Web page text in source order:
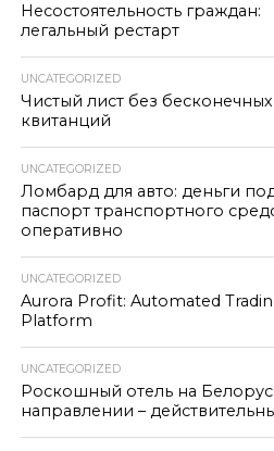
Несостоятельность граждан:
легальный рестарт
UNCATEGORIZED
Чистый лист без бесконечных
квитанций
UNCATEGORIZED
Ломбард для авто: деньги
паспорт транспортного
оперативно
UNCATEGORIZED
Aurora Profit: Automated
Platform
UNCATEGORIZED
Роскошный отель на
направлении –